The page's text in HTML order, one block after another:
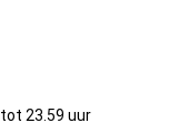
tot 23.59 uur